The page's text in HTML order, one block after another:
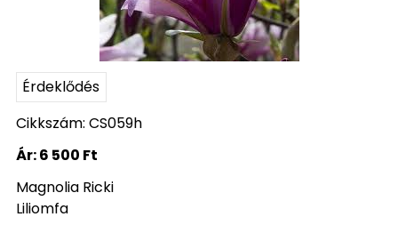
Érdeklődés
Cikkszám: CS059h
Ár:6 500 Ft
Magnolia Ricki
Liliomfa